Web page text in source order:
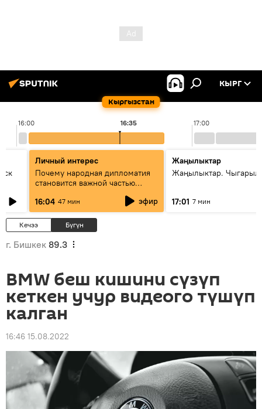
Кыргызстан
КЫРГ
16:00 17:00
16:35
Личный интерес
Почему народная дипломатия
становится важной частью
сотрудничества
16:04 47 мин эфир
Жаңылыктар
Жаңылыктар.
17:01 7 мин
Кечээ Бүгүн
г. Бишкек 89.3
BMW беш кишини сүзүп
кеткен учур видеого түшүп
калган
16:46 15.08.2022